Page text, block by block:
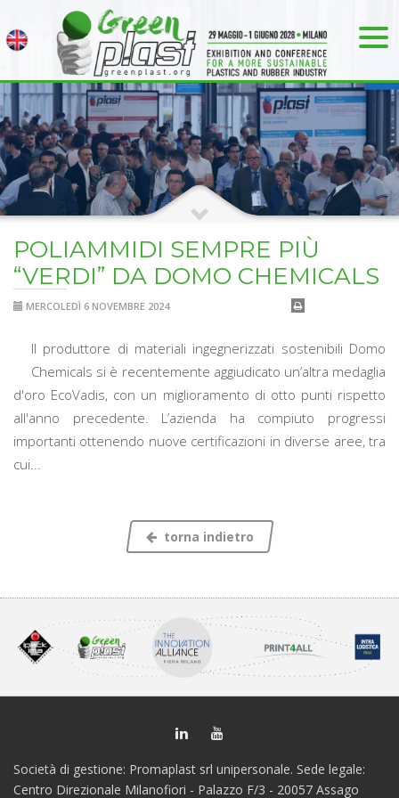
POLIAMMIDI SEMPRE PIÙ
“VERDI” DA DOMO CHEMICALS
MERCOLEDÌ 6 NOVEMBRE 2024
Il produttore di materiali ingegnerizzati sostenibili Domo
Chemicals si è recentemente aggiudicato un’altra medaglia
d'oro EcoVadis, con un miglioramento di otto punti rispetto
all'anno precedente. L’azienda ha compiuto progressi
importanti ottenendo nuove certificazioni in diverse aree, tra
cui...
torna indietro
Società di gestione: Promaplast srl unipersonale. Sede legale:
Centro Direzionale Milanofiori - Palazzo F/3 - 20057 Assago